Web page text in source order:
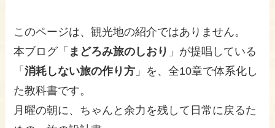
このページは、観光地の紹介ではありません。
本ブログ「 まどろみ旅のしおり 」が提唱している
「消耗しない旅の作り方 」を、全10章で体系化し
た教科書です。
月曜の朝に、ちゃんと余力を残して日常に戻るた